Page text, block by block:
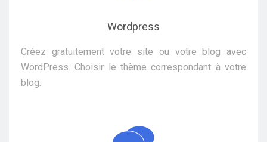
Wordpress
Créez gratuitement votre site ou votre blog avec
WordPress. Choisir le thème correspondant à votre
blog.